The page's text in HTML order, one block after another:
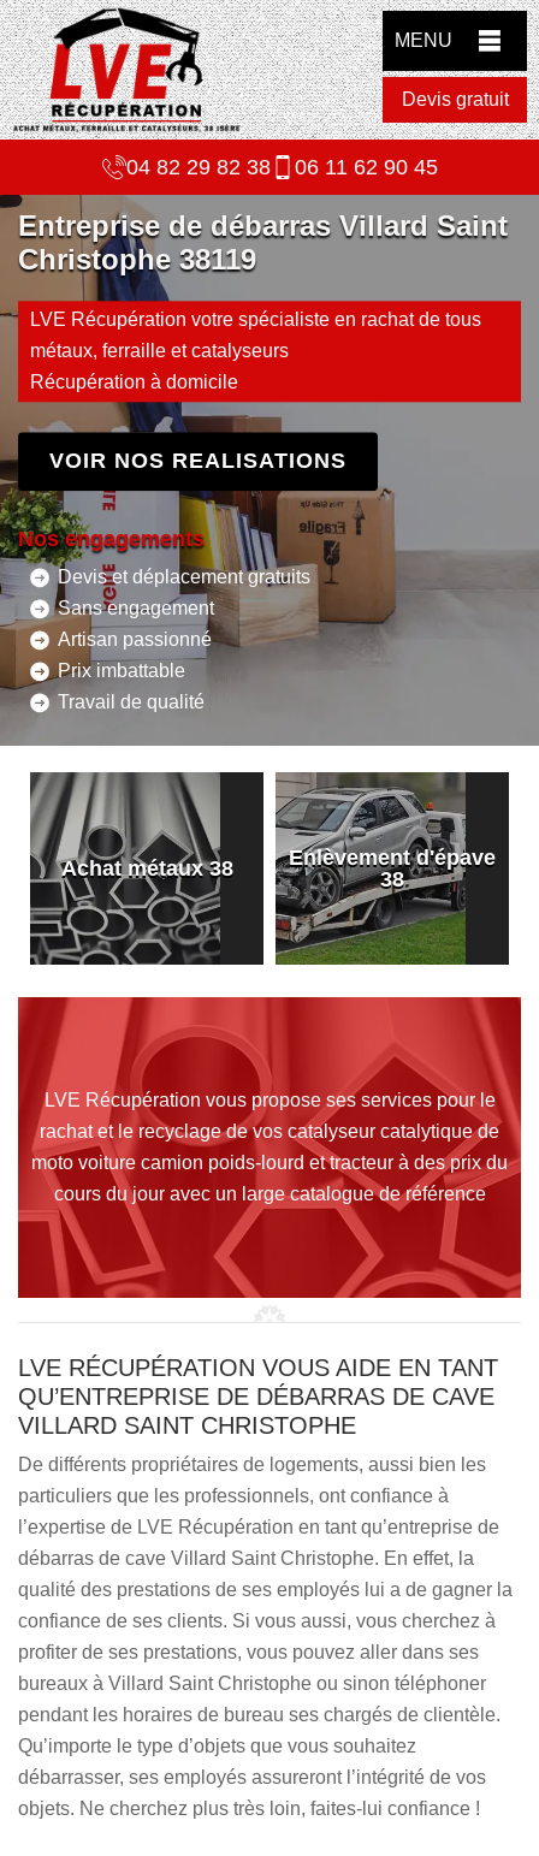
MENU
Devis gratuit
04 82 29 82 38 06 11 62 90 45
Entreprise de débarras Villard Saint
Christophe 38119
LVE Récupération votre spécialiste en rachat de tous
métaux, ferraille et catalyseurs
Récupération à domicile
VOIR NOS REALISATIONS
Nos engagements
Devis et déplacement gratuits
Sans engagement
Artisan passionné
Prix imbattable
Travail de qualité
Achat métaux 38
Enlèvement d'épave
38
LVE Récupération vous propose ses services pour le
rachat et le recyclage de vos catalyseur catalytique de
moto voiture camion poids-lourd et tracteur à des prix du
cours du jour avec un large catalogue de référence
LVE RÉCUPÉRATION VOUS AIDE EN TANT
QU’ENTREPRISE DE DÉBARRAS DE CAVE
VILLARD SAINT CHRISTOPHE
De différents propriétaires de logements, aussi bien les
particuliers que les professionnels, ont confiance à
l’expertise de LVE Récupération en tant qu’entreprise de
débarras de cave Villard Saint Christophe. En effet, la
qualité des prestations de ses employés lui a de gagner la
confiance de ses clients. Si vous aussi, vous cherchez à
profiter de ses prestations, vous pouvez aller dans ses
bureaux à Villard Saint Christophe ou sinon téléphoner
pendant les horaires de bureau ses chargés de clientèle.
Qu’importe le type d’objets que vous souhaitez
débarrasser, ses employés assureront l’intégrité de vos
objets. Ne cherchez plus très loin, faites-lui confiance !